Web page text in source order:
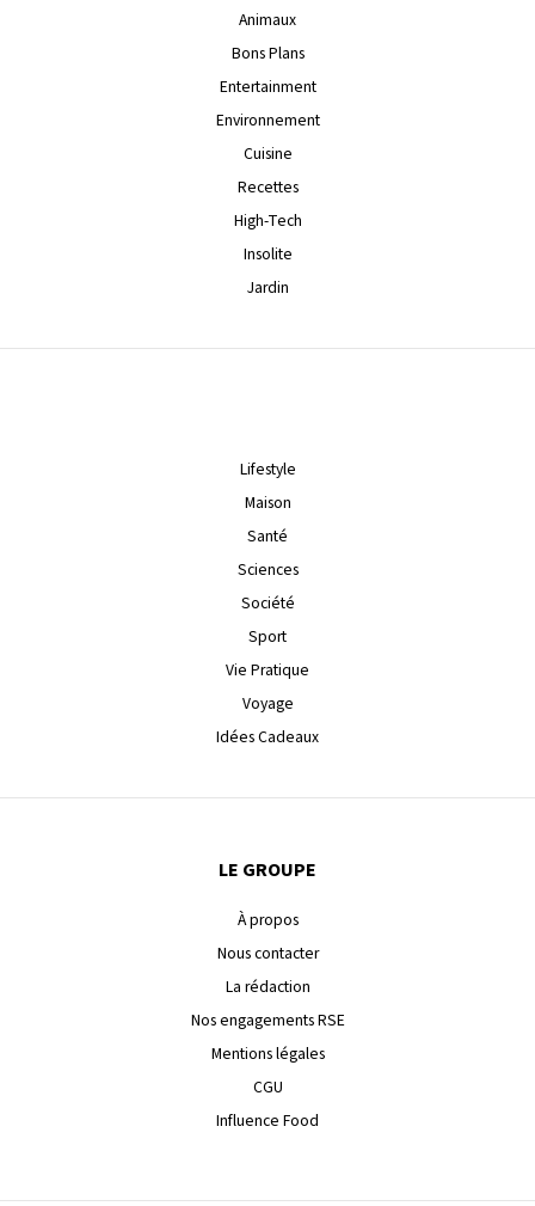
Animaux
Bons Plans
Entertainment
Environnement
Cuisine
Recettes
High-Tech
Insolite
Jardin
Lifestyle
Maison
Santé
Sciences
Société
Sport
Vie Pratique
Voyage
Idées Cadeaux
LE GROUPE
À propos
Nous contacter
La rédaction
Nos engagements RSE
Mentions légales
CGU
Influence Food